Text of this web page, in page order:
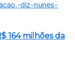
164 milhões da